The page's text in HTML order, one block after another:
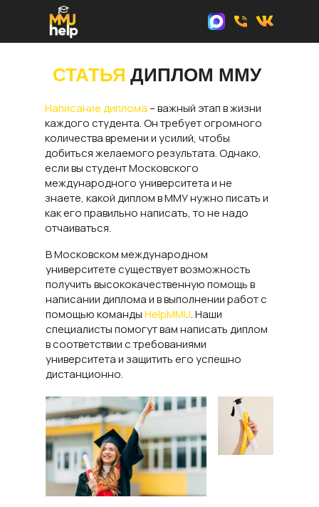
ДИПЛОМ ММУ
СТАТЬЯ
Написание диплома – важный этап в жизни
каждого студента. Он требует огромного
количества времени и усилий, чтобы
добиться желаемого результата. Однако,
если вы студент Московского
международного университета и не
знаете, какой диплом в ММУ нужно писать и
как его правильно написать, то не надо
отчаиваться.
В Московском международном
университете существует возможность
получить высококачественную помощь в
написании диплома и в выполнении работ с
помощью командыHelpMMU. Наши
специалисты помогут вам написать диплом
в соответствии с требованиями
университета и защитить его успешно
дистанционно.